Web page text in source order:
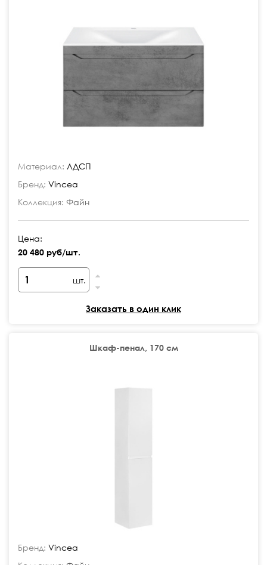
Материал: ЛДСП
Бренд: Vincea
Коллекция: Файн
Цена:
20 480 руб/шт.
шт.
Заказать в один клик
Шкаф-пенал, 170 см
Бренд: Vincea